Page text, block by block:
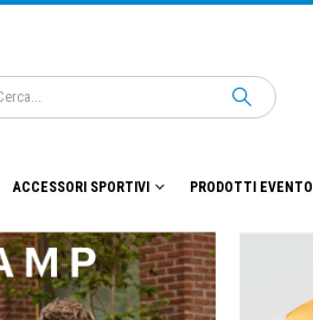
ACCESSORI SPORTIVI PRODOTTI EVENTO